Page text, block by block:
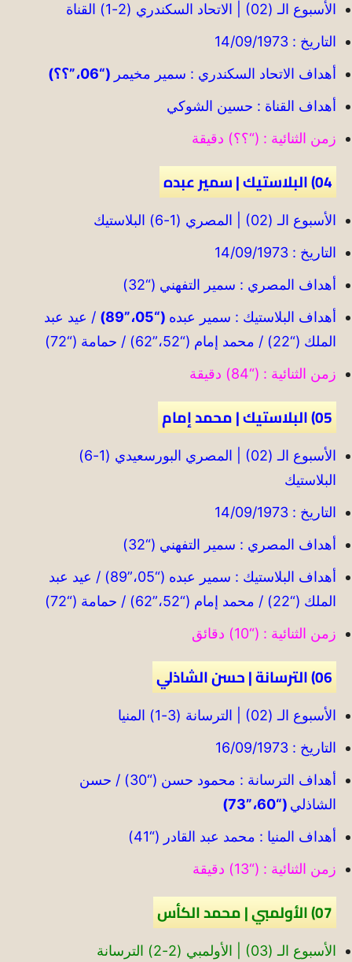
الأسبوع الـ (02) | الاتحاد السكندري (2-1) القناة
التاريخ : 14/09/1973
أهداف الاتحاد السكندري : سمير مخيمر (“06،”؟؟)
أهداف القناة : حسين الشوكي
زمن الثنائية : (“؟؟) دقيقة
04) البلاستيك | سمير عبده
الأسبوع الـ (02) | المصري (1-6) البلاستيك
التاريخ : 14/09/1973
أهداف المصري : سمير التفهني (“32)
أهداف البلاستيك : سمير عبده (“05،”89)
/ عيد عبد
الملك (“22) / محمد إمام (“52،”62) / حمامة (“72)
زمن الثنائية : (“84) دقيقة
05) البلاستيك | محمد إمام
الأسبوع الـ (02) | المصري البورسعيدي (1-6)
البلاستيك
التاريخ : 14/09/1973
أهداف المصري : سمير التفهني (“32)
أهداف البلاستيك : سمير عبده (“05،”89) / عيد عبد
الملك (“22) / محمد إمام (“52،”62) / حمامة (“72)
زمن الثنائية : (“10) دقائق
06) الترسانة | حسن الشاذلي
الأسبوع الـ (02) | الترسانة (3-1) المنيا
التاريخ : 16/09/1973
أهداف الترسانة : محمود حسن (“30) / حسن
الشاذلي (“60،”73)
أهداف المنيا : محمد عبد القادر (“41)
زمن الثنائية : (“13) دقيقة
07) الأولمبي | محمد الكأس
الأسبوع الـ (03) | الأولمبي (2-2) الترسانة